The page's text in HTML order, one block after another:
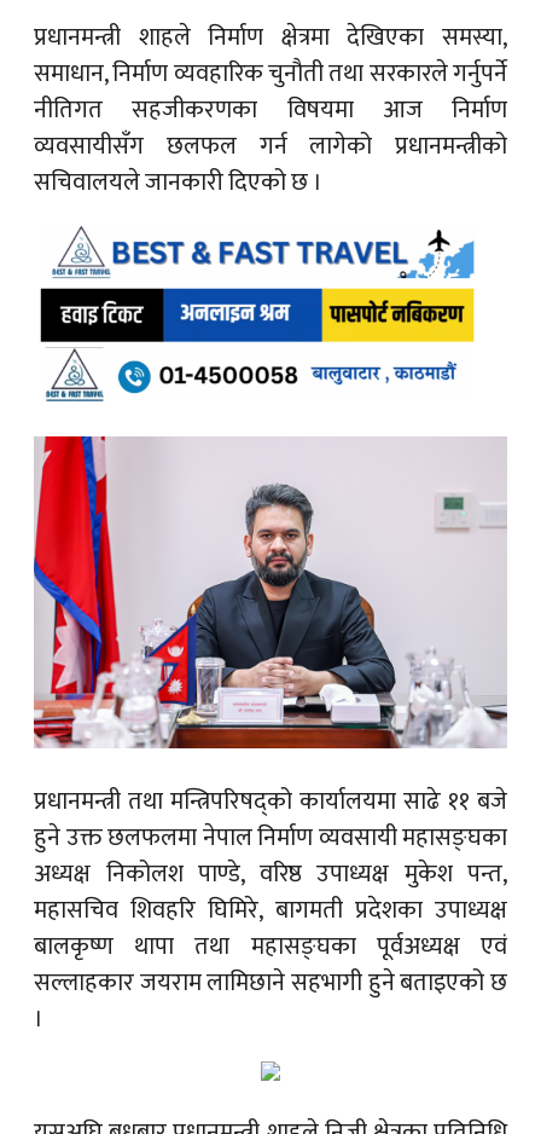
प्रधानमन्त्री शाहले निर्माण क्षेत्रमा देखिएका समस्या,
समाधान, निर्माण व्यवहारिक चुनौती तथा सरकारले गर्नुपर्ने
नीतिगत सहजीकरणका विषयमा आज निर्माण
व्यवसायीसँग छलफल गर्न लागेको प्रधानमन्त्रीको
सचिवालयले जानकारी दिएको छ ।
प्रधानमन्त्री तथा मन्त्रिपरिषद्को कार्यालयमा साढे ११ बजे
हुने उक्त छलफलमा नेपाल निर्माण व्यवसायी महासङ्घका
अध्यक्ष निकोलश पाण्डे, वरिष्ठ उपाध्यक्ष मुकेश पन्त,
महासचिव शिवहरि घिमिरे, बागमती प्रदेशका उपाध्यक्ष
बालकृष्ण थापा तथा महासङ्घका पूर्वअध्यक्ष एवं
सल्लाहकार जयराम लामिछाने सहभागी हुने बताइएको छ
।